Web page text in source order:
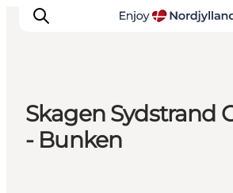
Oplevelser og aktiviteter
Skagen Sydstrand
- Bunken